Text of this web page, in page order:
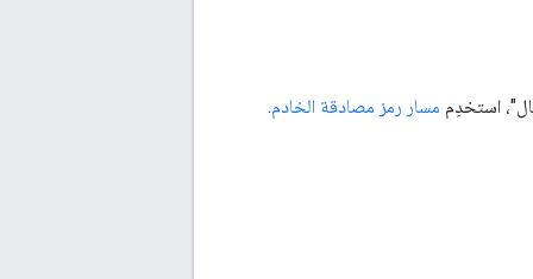
مسار رمز مصادقة الخادم.